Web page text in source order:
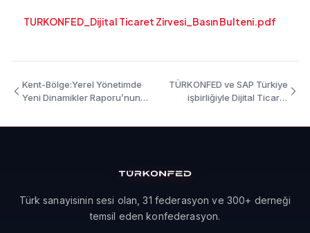
TURKONFED_Dijital Ticaret Zirvesi_Basın Bulteni.pdf
Kent-Bölge:Yerel Yönetimde
Yeni Dinamikler Raporu’nun
TÜRKONFED ve SAP Türkiye
işbirliğiyle Dijital Ticaret
Türk sanayisinin sesi olan, 31 federasyon ve 300+ derneği
temsil eden konfederasyon.